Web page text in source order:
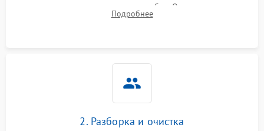
включение, считывание кодов ошибок. Оценка состояния
матрицы и затвора, проверка работы автофокуса и вспышки.
Подробнее
2. Разборка и очистка